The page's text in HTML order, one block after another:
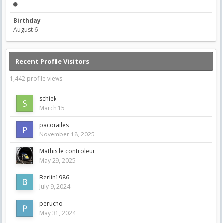
Birthday
August 6
Recent Profile Visitors
1,442 profile views
schiek
March 15
pacorailes
November 18, 2025
Mathis le controleur
May 29, 2025
Berlin1986
July 9, 2024
perucho
May 31, 2024